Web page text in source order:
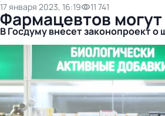
17 января 2023, 16:19 11 741
Фармацевтов
В Госдуму внесет законопроект